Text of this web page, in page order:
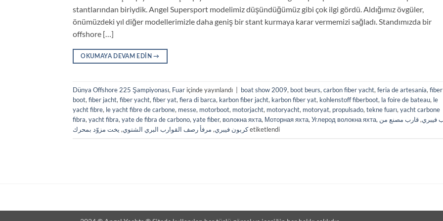
stantlarından biriydik. Angel Supersport modelimiz düşündüğümüz gibi çok ilgi gördü. Aldığımız övgüler,
önümüzdeki yıl diğer modellerimizle daha geniş bir stant kurmaya karar vermemizi sağladı. Standımızda bir
offshore […]
OKUMAYA DEVAM EDIN→
Dünya Offshore 225 Şampiyonası, Fuar içinde yayınlandı boat show 2009, boot beurs,carbon fiber yacht,feria de artesanía,fiber
boot,fiber jacht,fiber yacht,fiber yat,fiera di barca, karbon fiber jacht, karbon fiber yat, kohlenstoff fiberboot, la foire de bateau, le
yacht fibre, le yacht fibre de carbone, messe, motorboot, motorjacht, motoryacht, motoryat, propulsado,tekne fuarı,yacht carbone
fibra,yacht fibra,yate de fibra de carbono,yate fiber, волокна яхта, Моторная яхта,Углерод волокна яхта, فيبري,قارب مصنع من
كربون فيبري, مرفأ رصف القوارب البري الشتوي, يخت مزوّد بمحرك etiketlendi